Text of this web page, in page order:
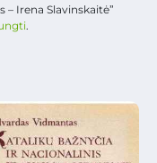
Irena Slavinskaitė”
.